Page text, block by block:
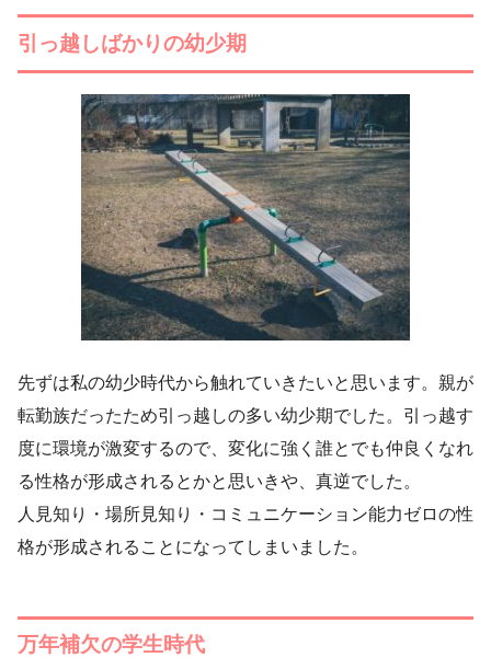
引っ越しばかりの幼少期
先ずは私の幼少時代から触れていきたいと思います。親が
転勤族だったため引っ越しの多い幼少期でした。引っ越す
度に環境が激変するので、変化に強く誰とでも仲良くなれ
る性格が形成されるとかと思いきや、真逆でした。
人見知り・場所見知り・コミュニケーション能力ゼロの性
格が形成されることになってしまいました。
万年補欠の学生時代